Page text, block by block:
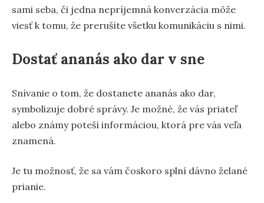
sami seba, či jedna nepríjemná konverzácia môže
viesť k tomu, že prerušíte všetku komunikáciu s nimi.
Dostať ananás ako dar v sne
Snívanie o tom, že dostanete ananás ako dar,
symbolizuje dobré správy. Je možné, že vás priateľ
alebo známy poteší informáciou, ktorá pre vás veľa
znamená.
Je tu možnosť, že sa vám čoskoro splní dávno želané
prianie.